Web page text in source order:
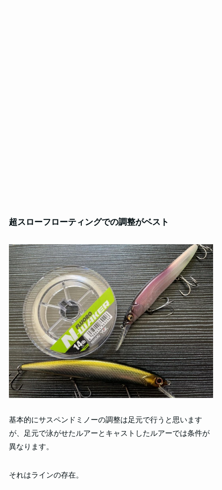
超スローフローティングでの調整がベスト
基本的にサスペンドミノーの調整は足元で行うと思います
が、足元で泳がせたルアーとキャストしたルアーでは条件が
異なります。
それはラインの存在。